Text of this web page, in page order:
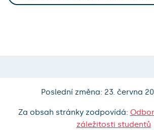
Poslední změna: 23. června
Za obsah stránky zodpovídá:
záležitosti studentů